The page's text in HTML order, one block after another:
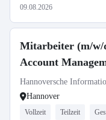
09.08.2026
Mitarbeiter (m/w/
Account
Hannoversche
Hannover
Vollzeit Teilzeit